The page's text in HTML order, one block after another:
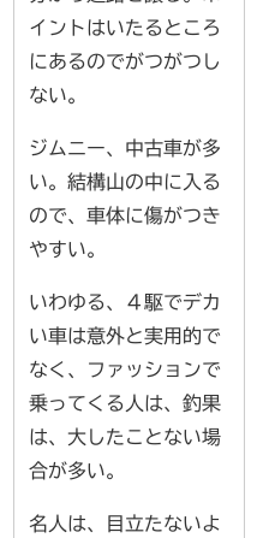
イントはいたるところ
にあるのでがつがつし
ない。
ジムニー、中古車が多
い。結構山の中に入る
ので、車体に傷がつき
やすい。
いわゆる、４駆でデカ
い車は意外と実用的で
なく、ファッションで
乗ってくる人は、釣果
は、大したことない場
合が多い。
名人は、目立たないよ